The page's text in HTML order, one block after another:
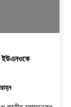
ইউএনওকে